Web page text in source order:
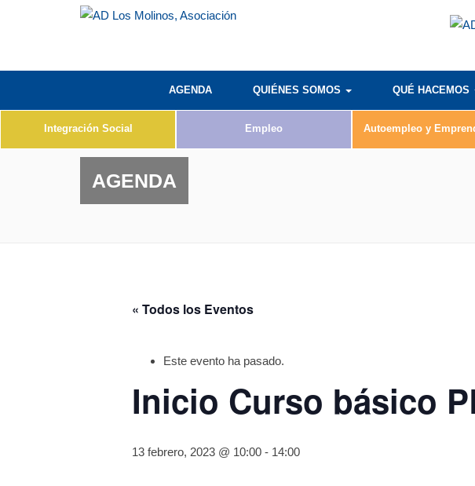
AGENDA QUIÉNES SOMOS QUÉ HACEMOS
Integración Social Empleo Autoempleo y
AGENDA
« Todos los Eventos
Este evento ha pasado.
Inicio Curso básico
13 febrero, 2023 @ 10:00 - 14:00